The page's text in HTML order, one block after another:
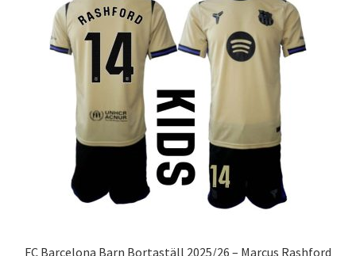
FC Barcelona Barn Bortaställ 2025/26 – Marcus Rashford